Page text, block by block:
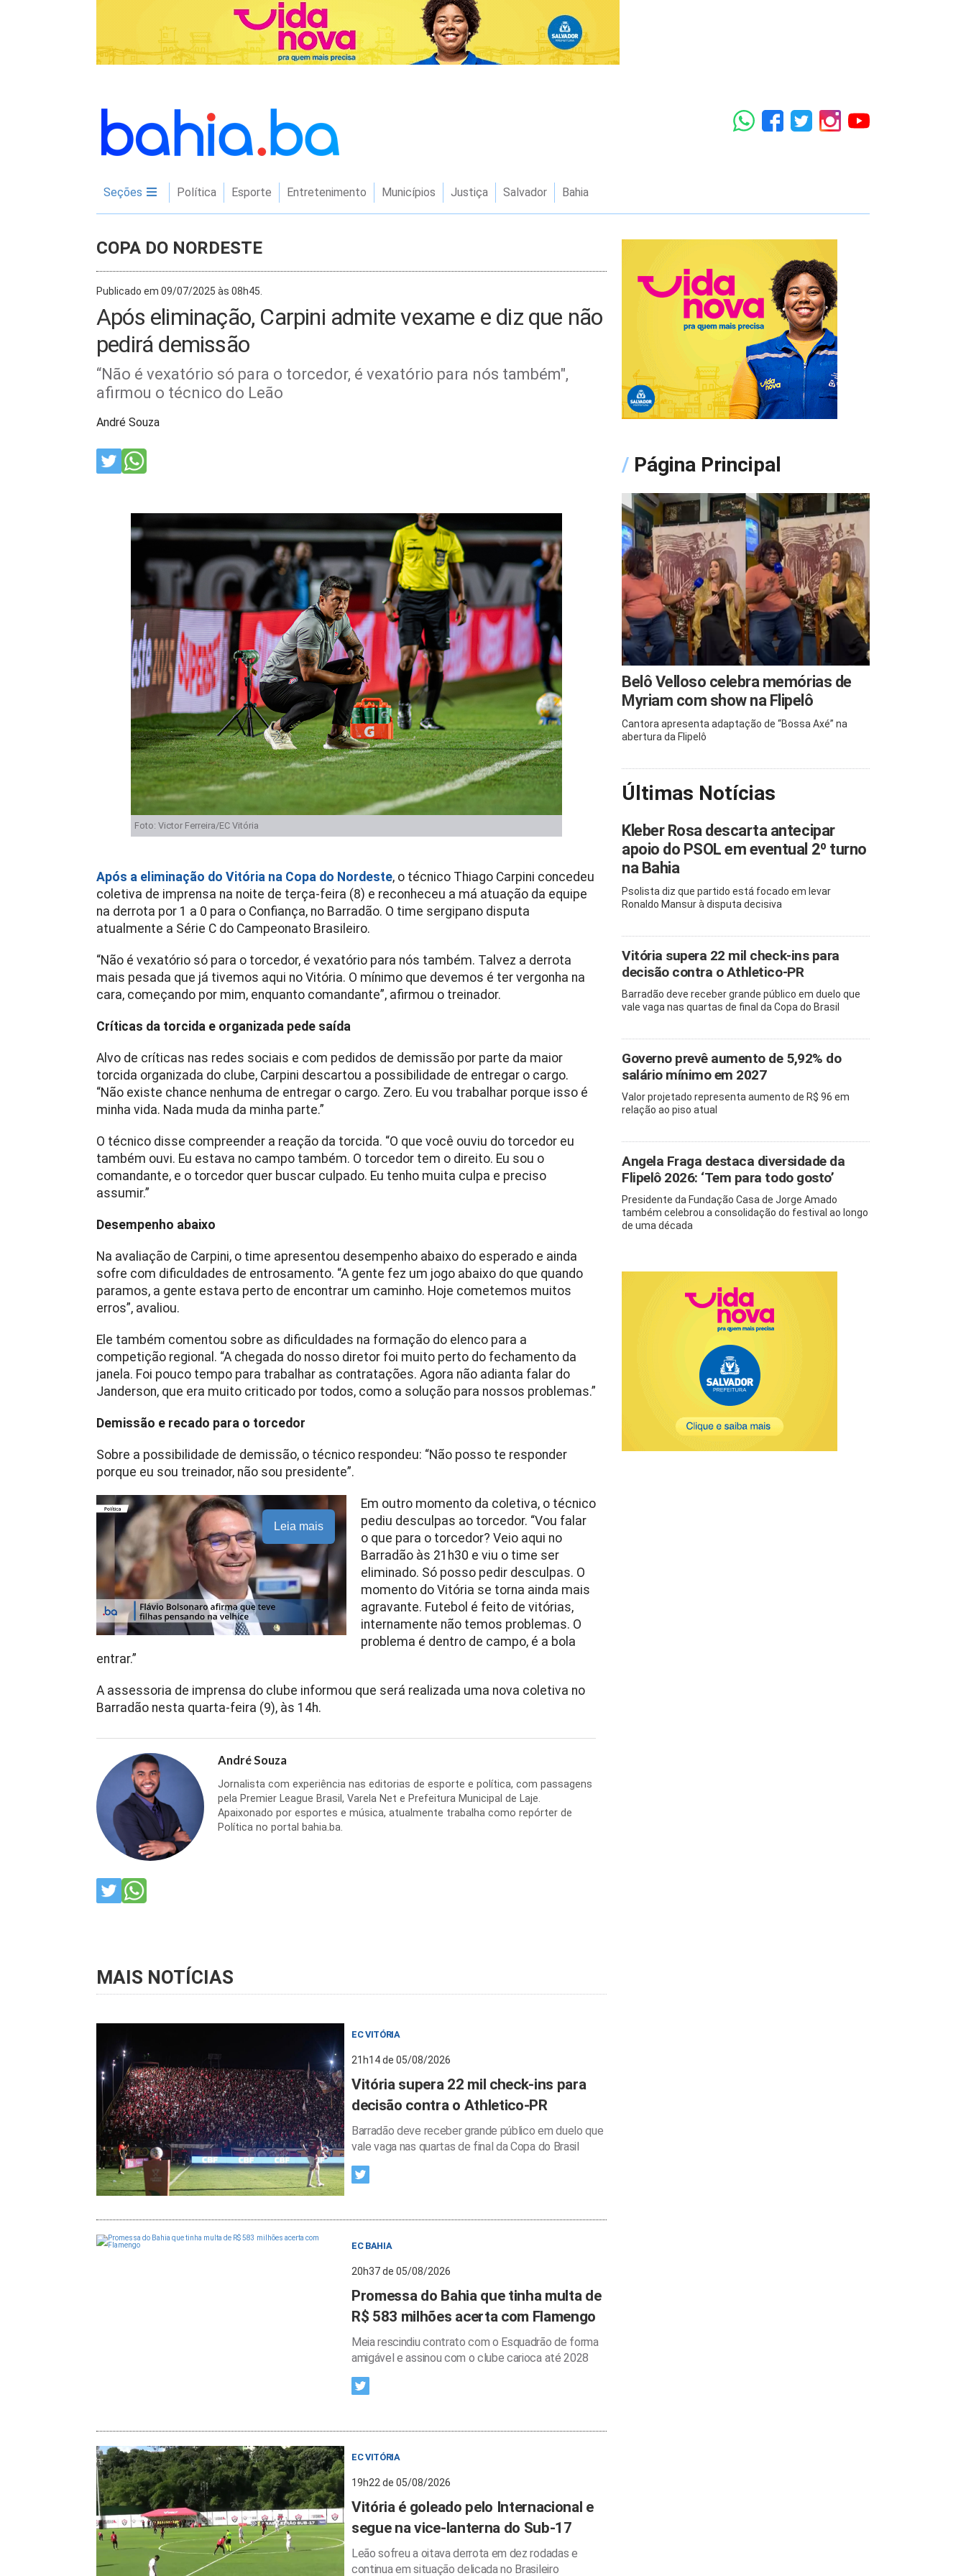
Seções Política Esporte Entretenimento Municípios Justiça Salvador Bahia
COPA DO NORDESTE
Publicado em 09/07/2025 às 08h45.
Após eliminação, Carpini admite vexame e diz que não
pedirá demissão
“Não é vexatório só para o torcedor, é vexatório para nós também",
afirmou o técnico do Leão
André Souza
Foto: Victor Ferreira/EC Vitória
Após a eliminação do Vitória na Copa do Nordeste, o técnico Thiago Carpini concedeu
coletiva de imprensa na noite de terça-feira (8) e reconheceu a má atuação da equipe
na derrota por 1 a 0 para o Confiança, no Barradão. O time sergipano disputa
atualmente a Série C do Campeonato Brasileiro.
“Não é vexatório só para o torcedor, é vexatório para nós também. Talvez a derrota
mais pesada que já tivemos aqui no Vitória. O mínimo que devemos é ter vergonha na
cara, começando por mim, enquanto comandante”, afirmou o treinador.
Críticas da torcida e organizada pede saída
Alvo de críticas nas redes sociais e com pedidos de demissão por parte da maior
torcida organizada do clube, Carpini descartou a possibilidade de entregar o cargo.
“Não existe chance nenhuma de entregar o cargo. Zero. Eu vou trabalhar porque isso é
minha vida. Nada muda da minha parte.”
O técnico disse compreender a reação da torcida. “O que você ouviu do torcedor eu
também ouvi. Eu estava no campo também. O torcedor tem o direito. Eu sou o
comandante, e o torcedor quer buscar culpado. Eu tenho muita culpa e preciso
assumir.”
Desempenho abaixo
Na avaliação de Carpini, o time apresentou desempenho abaixo do esperado e ainda
sofre com dificuldades de entrosamento. “A gente fez um jogo abaixo do que quando
paramos, a gente estava perto de encontrar um caminho. Hoje cometemos muitos
erros”, avaliou.
Ele também comentou sobre as dificuldades na formação do elenco para a
competição regional. “A chegada do nosso diretor foi muito perto do fechamento da
janela. Foi pouco tempo para trabalhar as contratações. Agora não adianta falar do
Janderson, que era muito criticado por todos, como a solução para nossos problemas.”
Demissão e recado para o torcedor
Sobre a possibilidade de demissão, o técnico respondeu: “Não posso te responder
porque eu sou treinador, não sou presidente”.
Leia mais
Em outro momento da coletiva, o técnico
pediu desculpas ao torcedor. “Vou falar
o que para o torcedor? Veio aqui no
Barradão às 21h30 e viu o time ser
eliminado. Só posso pedir desculpas. O
momento do Vitória se torna ainda mais
agravante. Futebol é feito de vitórias,
internamente não temos problemas. O
problema é dentro de campo, é a bola
entrar.”
A assessoria de imprensa do clube informou que será realizada uma nova coletiva no
Barradão nesta quarta-feira (9), às 14h.
André Souza
Jornalista com experiência nas editorias de esporte e política, com passagens
pela Premier League Brasil, Varela Net e Prefeitura Municipal de Laje.
Apaixonado por esportes e música, atualmente trabalha como repórter de
Política no portal bahia.ba.
MAIS NOTÍCIAS
EC VITÓRIA
21h14 de 05/08/2026
Vitória supera 22 mil check-ins para
decisão contra o Athletico-PR
Barradão deve receber grande público em duelo que
vale vaga nas quartas de final da Copa do Brasil
EC BAHIA
20h37 de 05/08/2026
Promessa do Bahia que tinha multa de
R$ 583 milhões acerta com Flamengo
Meia rescindiu contrato com o Esquadrão de forma
amigável e assinou com o clube carioca até 2028
EC VITÓRIA
19h22 de 05/08/2026
Vitória é goleado pelo Internacional e
segue na vice-lanterna do Sub-17
Leão sofreu a oitava derrota em dez rodadas e
continua em situação delicada no Brasileiro
/ Página Principal
Belô Velloso celebra memórias de
Myriam com show na Flipelô
Cantora apresenta adaptação de “Bossa Axé” na
abertura da Flipelô
Últimas Notícias
Kleber Rosa descarta antecipar
apoio do PSOL em eventual 2º turno
na Bahia
Psolista diz que partido está focado em levar
Ronaldo Mansur à disputa decisiva
Vitória supera 22 mil check-ins para
decisão contra o Athletico-PR
Barradão deve receber grande público em duelo que
vale vaga nas quartas de final da Copa do Brasil
Governo prevê aumento de 5,92% do
salário mínimo em 2027
Valor projetado representa aumento de R$ 96 em
relação ao piso atual
Angela Fraga destaca diversidade da
Flipelô 2026: ‘Tem para todo gosto’
Presidente da Fundação Casa de Jorge Amado
também celebrou a consolidação do festival ao longo
de uma década